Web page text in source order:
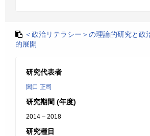
＜政治リテラシー＞の理論的研究と政
的展開
研究代表者
関口 正司
研究期間 (年度)
2014 – 2018
研究種目